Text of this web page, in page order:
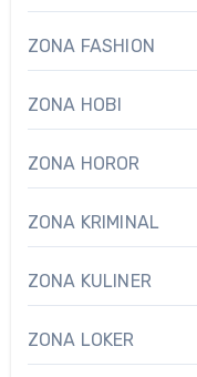
ZONA FASHION
ZONA HOBI
ZONA HOROR
ZONA KRIMINAL
ZONA KULINER
ZONA LOKER